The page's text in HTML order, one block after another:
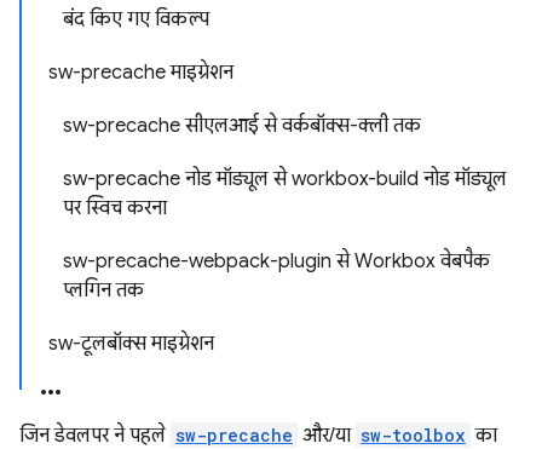
बंद किए गए विकल्प
sw-precache माइग्रेशन
sw-precache सीएलआई से वर्कबॉक्स-क्ली तक
sw-precache नोड मॉड्यूल से workbox-build नोड मॉड्यूल
पर स्विच करना
sw-precache-webpack-plugin से Workbox वेबपैक
प्लगिन तक
sw-टूलबॉक्स माइग्रेशन
जिन डेवलपर ने पहले sw-precache और/या sw-toolbox का